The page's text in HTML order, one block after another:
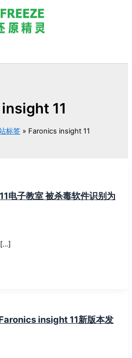
11
标签 Faronics insight 11
电子教室 被杀毒软件识别为
[…]
insight 11新版本发